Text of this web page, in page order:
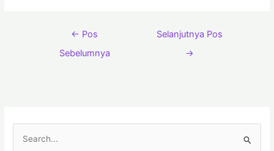
← Pos
Sebelumnya
Selanjutnya Pos
→